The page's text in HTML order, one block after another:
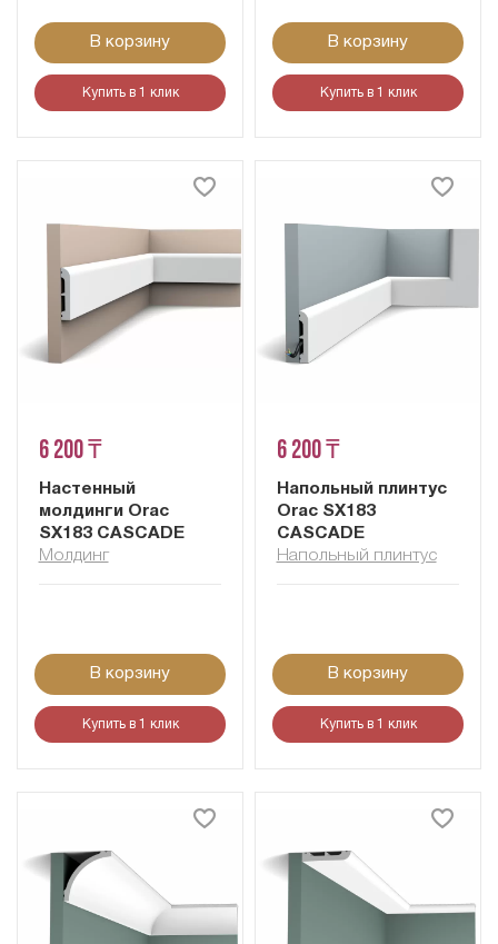
В корзину
Купить в 1 клик
В корзину
Купить в 1 клик
6 200 ₸
Настенный
молдинги Orac
SX183 CASCADE
Молдинг
В корзину
Купить в 1 клик
6 200 ₸
Напольный плинтус
Orac SX183
CASCADE
Напольный плинтус
В корзину
Купить в 1 клик